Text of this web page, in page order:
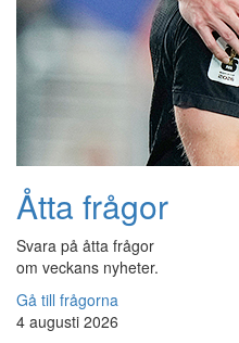
Åtta frågor
Svara på åtta frågor
om veckans nyheter.
Gå till frågorna
4 augusti 2026